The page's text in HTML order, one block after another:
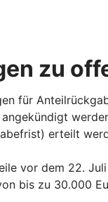
zu
für
erteilt
vor dem 22.
bis zu 30.000